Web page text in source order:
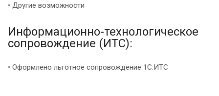
• Другие возможности
Информационно-технологическое
сопровождение (ИТС):
• Оформлено льготное сопровождение 1С:ИТС